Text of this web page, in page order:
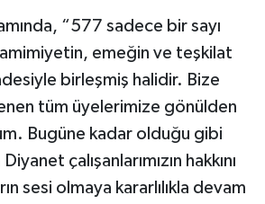
“577 sadece bir sayı
emeğin ve teşkilat
birleşmiş halidir. Bize
tüm üyelerimize gönülden
Bugüne kadar olduğu gibi
çalışanlarımızın hakkını
sesi olmaya kararlılıkla devam